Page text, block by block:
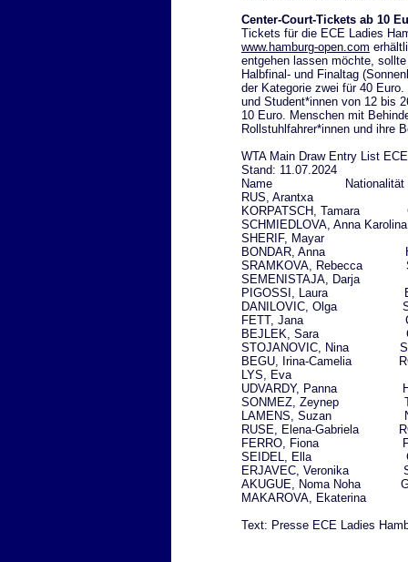
Center-Court-Tickets ab 10
Tickets für die ECE Ladies
www.hamburg-open.com
entgehen lassen möchte,
Halbfinal- und Finaltag
der Kategorie zwei für 40
und Student*innen von 12 bis
10 Euro. Menschen mit
Rollstuhlfahrer*innen und ihre
WTA Main Draw Entry List
Stand: 11.07.2024
Name Nationalität
RUS, Arantxa
KORPATSCH, Tamara
SCHMIEDLOVA, Anna
SHERIF, Mayar
BONDAR, Anna
SRAMKOVA, Rebecca
SEMENISTAJA, Darja
PIGOSSI, Laura
DANILOVIC, Olga
FETT, Jana
BEJLEK, Sara
STOJANOVIC, Nina
BEGU, Irina-Camelia
LYS, Eva
UDVARDY, Panna
SONMEZ, Zeynep
LAMENS, Suzan
RUSE, Elena-Gabriela
FERRO, Fiona
SEIDEL, Ella
ERJAVEC, Veronika
AKUGUE, Noma Noha
MAKAROVA,
Text: Presse ECE Ladies